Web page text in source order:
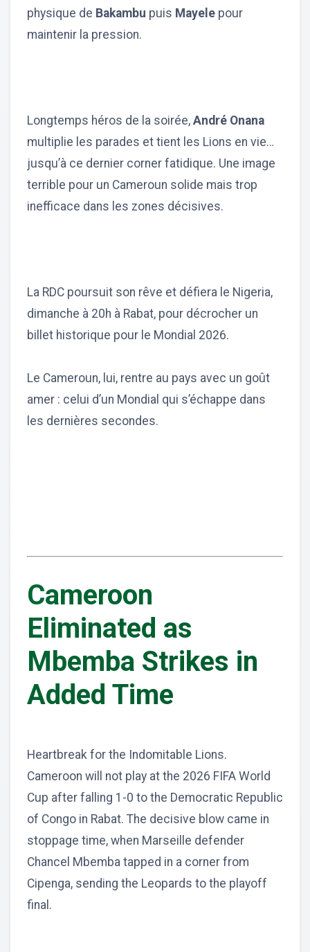
physique de Bakambu puis Mayele pour
maintenir la pression.
Longtemps héros de la soirée, André Onana
multiplie les parades et tient les Lions en vie…
jusqu’à ce dernier corner fatidique. Une image
terrible pour un Cameroun solide mais trop
inefficace dans les zones décisives.
La RDC poursuit son rêve et défiera le Nigeria,
dimanche à 20h à Rabat, pour décrocher un
billet historique pour le Mondial 2026.
Le Cameroun, lui, rentre au pays avec un goût
amer : celui d’un Mondial qui s’échappe dans
les dernières secondes.
Cameroon
Eliminated as
Mbemba Strikes in
Added Time
Heartbreak for the Indomitable Lions.
Cameroon will not play at the 2026 FIFA World
Cup after falling 1-0 to the Democratic Republic
of Congo in Rabat. The decisive blow came in
stoppage time, when Marseille defender
Chancel Mbemba tapped in a corner from
Cipenga, sending the Leopards to the playoff
final.